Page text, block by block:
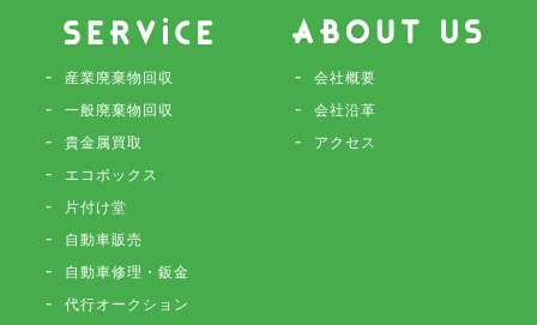
産業廃棄物回収
一般廃棄物回収
貴金属買取
エコボックス
片付け堂
自動車販売
自動車修理・鈑金
代行オークション
会社概要
会社沿革
アクセス